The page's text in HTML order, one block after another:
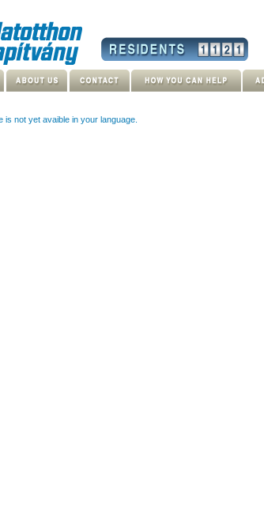
is not yet avaible in your language.